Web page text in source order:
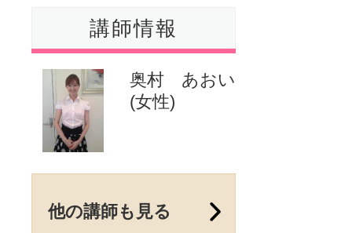
講師情報
奥村 あおい
(女性)
他の講師も見る